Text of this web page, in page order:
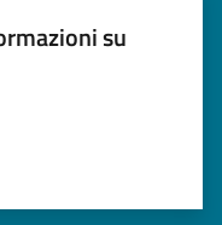
su